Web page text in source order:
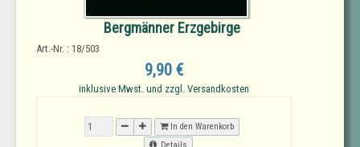
Bergmänner Erzgebirge
Art.-Nr. : 18/503
9,90 €
inklusive Mwst. und zzgl. Versandkosten
In den Warenkorb